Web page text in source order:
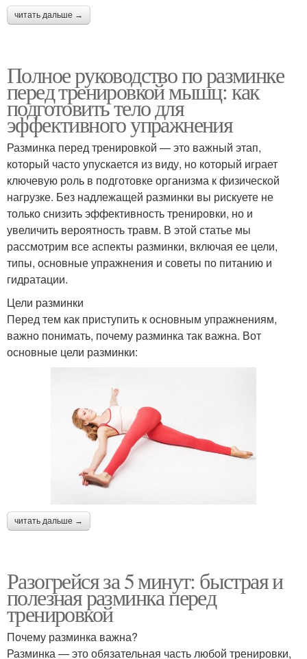
читать дальше →
Полное руководство по разминке
перед тренировкой мышц: как
подготовить тело для
эффективного упражнения
Разминка перед тренировкой — это важный этап,
который часто упускается из виду, но который играет
ключевую роль в подготовке организма к физической
нагрузке. Без надлежащей разминки вы рискуете не
только снизить эффективность тренировки, но и
увеличить вероятность травм. В этой статье мы
рассмотрим все аспекты разминки, включая ее цели,
типы, основные упражнения и советы по питанию и
гидратации.
Цели разминки
Перед тем как приступить к основным упражнениям,
важно понимать, почему разминка так важна. Вот
основные цели разминки:
читать дальше →
Разогрейся за 5 минут: быстрая и
полезная разминка перед
тренировкой
Почему разминка важна?
Разминка — это обязательная часть любой тренировки,